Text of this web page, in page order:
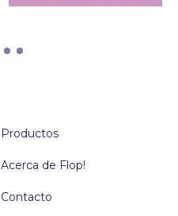
Productos
Acerca de Flop!
Contacto